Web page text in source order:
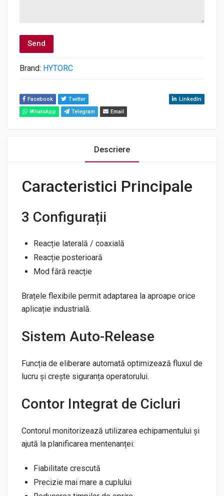
Brand: HYTORC
Facebook Twitter
LinkedIn
WhatsApp
Telegram Email
Descriere
Caracteristici Principale
3 Configurații
Reacție laterală / coaxială
Reacție posterioară
Mod fără reacție
Brațele flexibile permit adaptarea la aproape orice
aplicație industrială.
Sistem Auto-Release
Funcția de eliberare automată optimizează fluxul de
lucru și crește siguranța operatorului.
Contor Integrat de Cicluri
Contorul monitorizează utilizarea echipamentului și
ajută la planificarea mentenanței:
Fiabilitate crescută
Precizie mai mare a cuplului